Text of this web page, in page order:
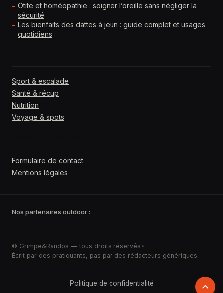
Otite et homéopathie : soigner l’oreille sans négliger la
sécurité
Les bienfaits des dattes à jeun : guide complet et usages
quotidiens
Sport & escalade
Santé & récup
Nutrition
Voyage & spots
Formulaire de contact
Mentions légales
Nos partenaires outdoor :
© Grimpe&Randos — tous droits réservés •
Écrit par des pratiquants, pas par des rédacteurs génériques.
Politique de confidentialité